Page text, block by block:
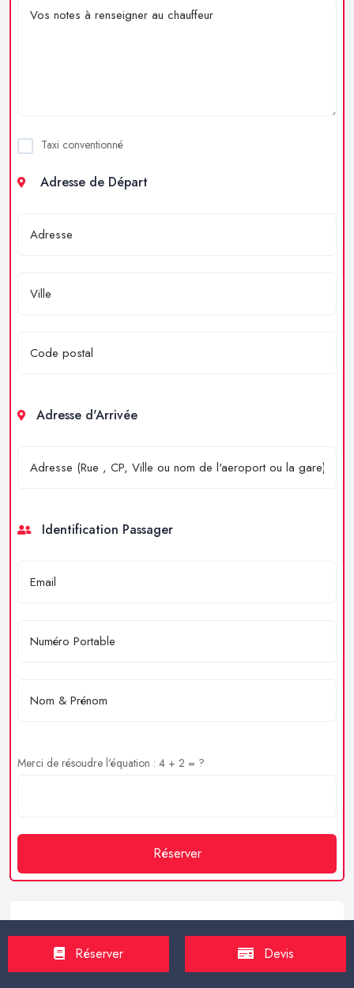
Taxi conventionné
Adresse de Départ
Adresse d'Arrivée
Identification Passager
Merci de résoudre l'équation : 4 + 2 = ?
Réserver
Service client
https://proxilive.fr
Réserver Devis